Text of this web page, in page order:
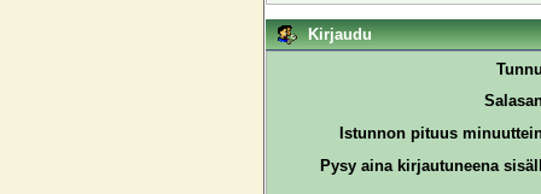
Kirjaudu
Istunnon pituus
Pysy aina kirjautuneena